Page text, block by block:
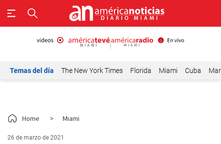
Temas del día The New York Times Florida Miami Cuba
Home > Miami
26 de marzo de 2021